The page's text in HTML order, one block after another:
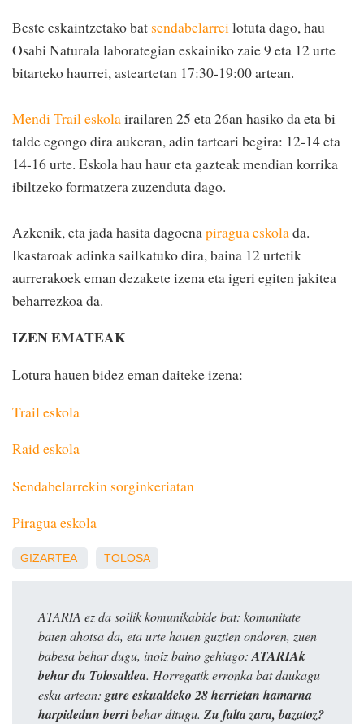
Beste eskaintzetako bat sendabelarrei lotuta dago, hau
Osabi Naturala laborategian eskainiko zaie 9 eta 12 urte
bitarteko haurrei, asteartetan 17:30-19:00 artean.
Mendi Trail eskolairailaren 25 eta 26an hasiko da eta bi
talde egongo dira aukeran, adin tarteari begira: 12-14 eta
14-16 urte. Eskola hau haur eta gazteak mendian korrika
ibiltzeko formatzera zuzenduta dago.
Azkenik, eta jada hasita dagoenapiragua eskolada.
Ikastaroak adinka sailkatuko dira, baina 12 urtetik
aurrerakoek eman dezakete izena eta igeri egiten jakitea
beharrezkoa da.
IZEN EMATEAK
Lotura hauen bidez eman daiteke izena:
Trail eskola
Raid eskola
Sendabelarrekin sorginkeriatan
Piragua eskola
GIZARTEA TOLOSA
ATARIA ez da soilik komunikabide bat: komunitate
baten ahotsa da, eta urte hauen guztien ondoren, zuen
babesa behar dugu, inoiz baino gehiago: ATARIAk
behar du Tolosaldea. Horregatik erronka bat daukagu
esku artean: gure eskualdeko 28 herrietan hamarna
harpidedun berribehar ditugu. Zu falta zara, bazatoz?